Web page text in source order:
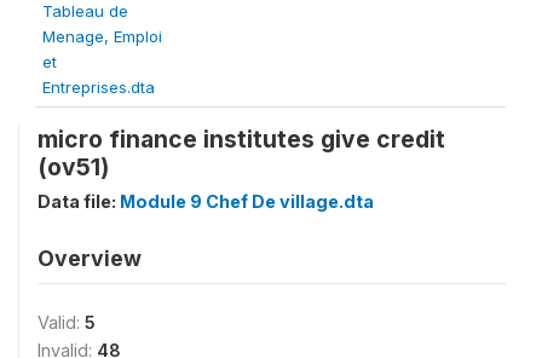
Tableau de
Menage, Emploi
et
Entreprises.dta
micro finance institutes give credit
(ov51)
Data file: Module 9 Chef De village.dta
Overview
Valid: 5
Invalid: 48